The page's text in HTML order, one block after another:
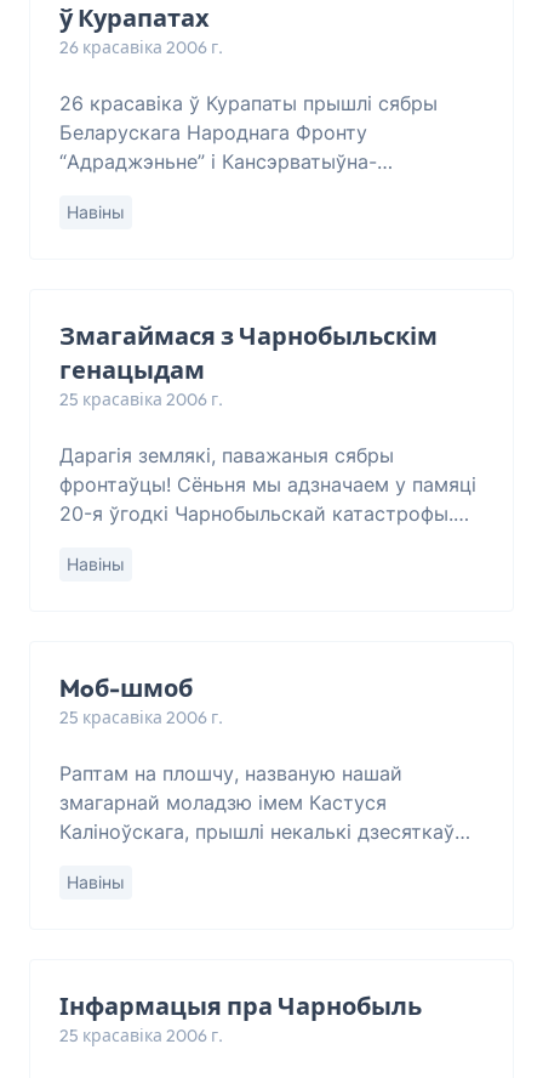
ў Курапатах
26 красавіка 2006 г.
26 красавіка ў Курапаты прышлі сябры
Беларускага Народнага Фронту
“Адраджэньне” і Кансэрватыўна-
далучацца да імітатараў і ісьці разам з імі
Навіны
Змагаймася з Чарнобыльскім
генацыдам
25 красавіка 2006 г.
Дарагія землякі, паважаныя сябры
фронтаўцы! Сёньня мы адзначаем у памяці
20-я ўгодкі Чарнобыльскай катастрофы.
“Чарнобыль=генацыд=Курапаты”. Дзеяньні
Навіны
Moб-шмоб
25 красавіка 2006 г.
Раптам на плошчу, названую нашай
змагарнай моладзю імем Кастуся
Каліноўскага, прышлі некалькі дзесяткаў
ўніз на брук, пасядзелі так, памаўчалі,
Навіны
Інфармацыя пра Чарнобыль
25 красавіка 2006 г.